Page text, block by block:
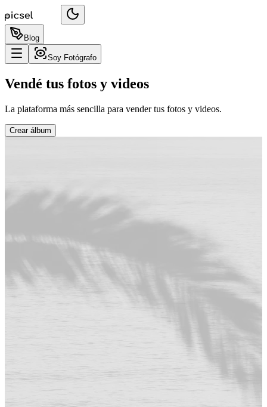
Blog
Soy Fotógrafo
Vendé tus fotos y videos
La plataforma más sencilla para vender tus fotos y videos.
Crear álbum